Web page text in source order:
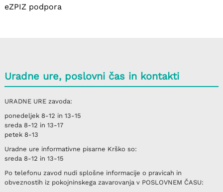
eZPIZ podpora
Uradne ure, poslovni čas in kontakti
URADNE UREzavoda:
ponedeljek8-12 in 13-15
sreda 8-12 in 13-17
petek8-13
Uradne ure informativne pisarne Krško so:
sreda 8-12 in 13-15
Po telefonu zavod nudi splošne informacije o pravicah in
obveznostih iz pokojninskega zavarovanja v POSLOVNEM ČASU: